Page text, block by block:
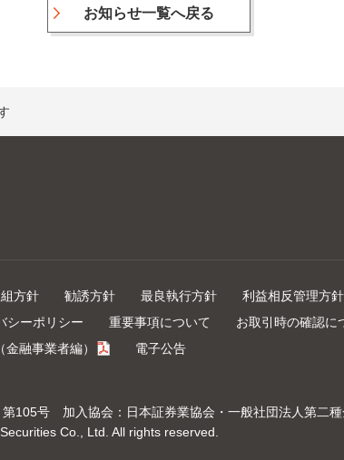
お知らせ一覧へ戻る
方針 勧誘方針 最良執行方針 利益相反管理方針
シーポリシー 重要事項について お取引時の確認に
融事業者編）
電子公告
第105号 加入協会：日本証券業協会・ 一般社団法人第二
Co., Ltd. All rights reserved.